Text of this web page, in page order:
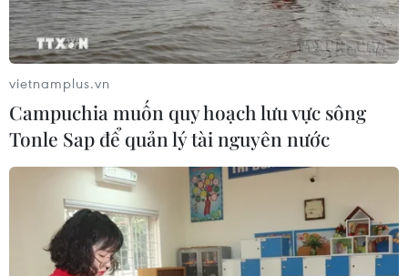
#Thành phố Hồ Chí Minh
#Phát triển du lịch bền vững
#Du khách
Tp. Hồ Chí Minh
Theo dõi VietnamPlus
vietnamplus.vn
Campuchia muốn quy hoạch lưu vực sông
Tonle Sap để quản lý tài nguyên nước